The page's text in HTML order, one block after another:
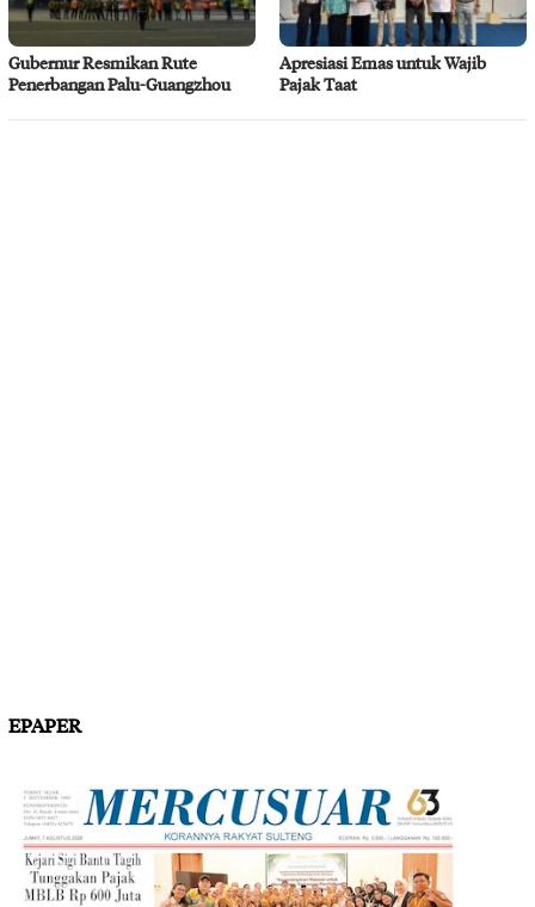
Gubernur Resmikan Rute
Penerbangan Palu-Guangzhou
Apresiasi Emas untuk Wajib
Pajak Taat
EPAPER